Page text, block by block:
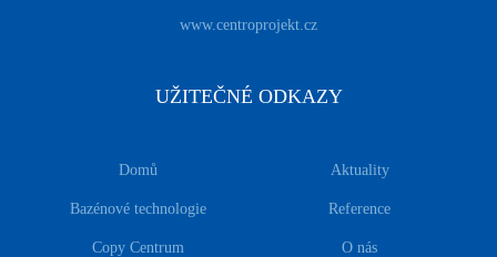
www.centroprojekt.cz
UŽITEČNÉ ODKAZY
Domů Aktuality
Bazénové technologie Reference
Copy Centrum O nás